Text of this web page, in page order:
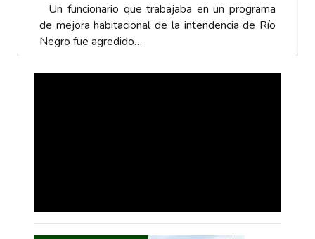
funcionario que trabajaba en un programa
mejora habitacional de la intendencia de Río
fue agredido…